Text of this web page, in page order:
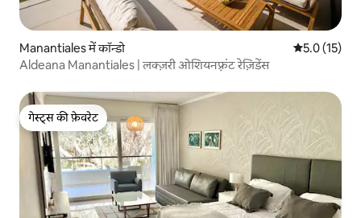
Manantiales में कॉन्डो औसत रेटिंग 5
5.0 (15)
Aldeana Manantiales | लक्ज़री ओशियनफ़्रंट रेज़िडेंस
गेस्ट्स की फ़ेवरेट
गेस्ट्स की फ़ेवरेट